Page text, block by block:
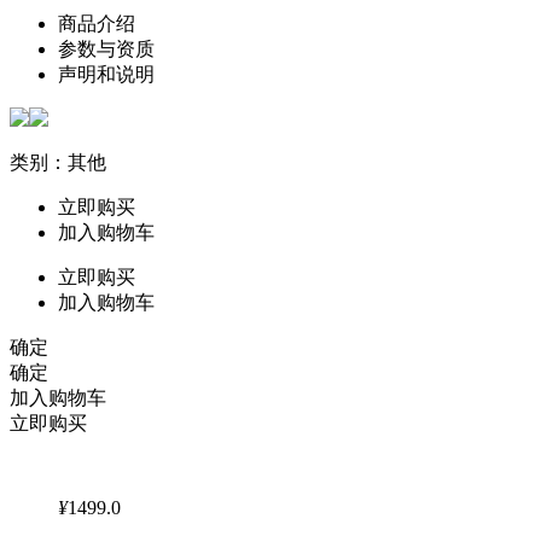
商品介绍
参数与资质
声明和说明
类别：其他
立即购买
加入购物车
立即购买
加入购物车
确定
确定
加入购物车
立即购买
¥1499.0